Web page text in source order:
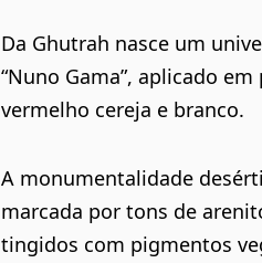
Da Ghutrah nasce um
“Nuno Gama”, aplicado
vermelho cereja e branco.
A monumentalidade
marcada por tons de
tingidos com pigmentos